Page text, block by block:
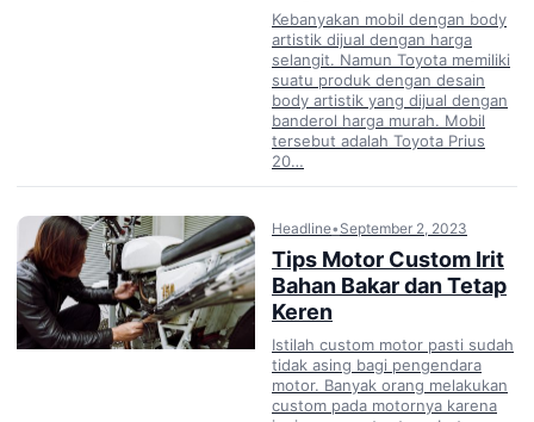
Kebanyakan mobil dengan body
artistik dijual dengan harga
selangit. Namun Toyota memiliki
suatu produk dengan desain
body artistik yang dijual dengan
banderol harga murah. Mobil
tersebut adalah Toyota Prius
20…
Headline• September 2, 2023
Tips Motor Custom Irit
Bahan Bakar dan Tetap
Keren
Istilah custom motor pasti sudah
tidak asing bagi pengendara
motor. Banyak orang melakukan
custom pada motornya karena